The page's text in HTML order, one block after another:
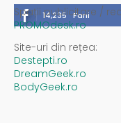
14,235 Fani
Spații publicitare /
PROMOdesk.ro
Site-uri din rețea:
Destepti.ro
DreamGeek.ro
BodyGeek.ro